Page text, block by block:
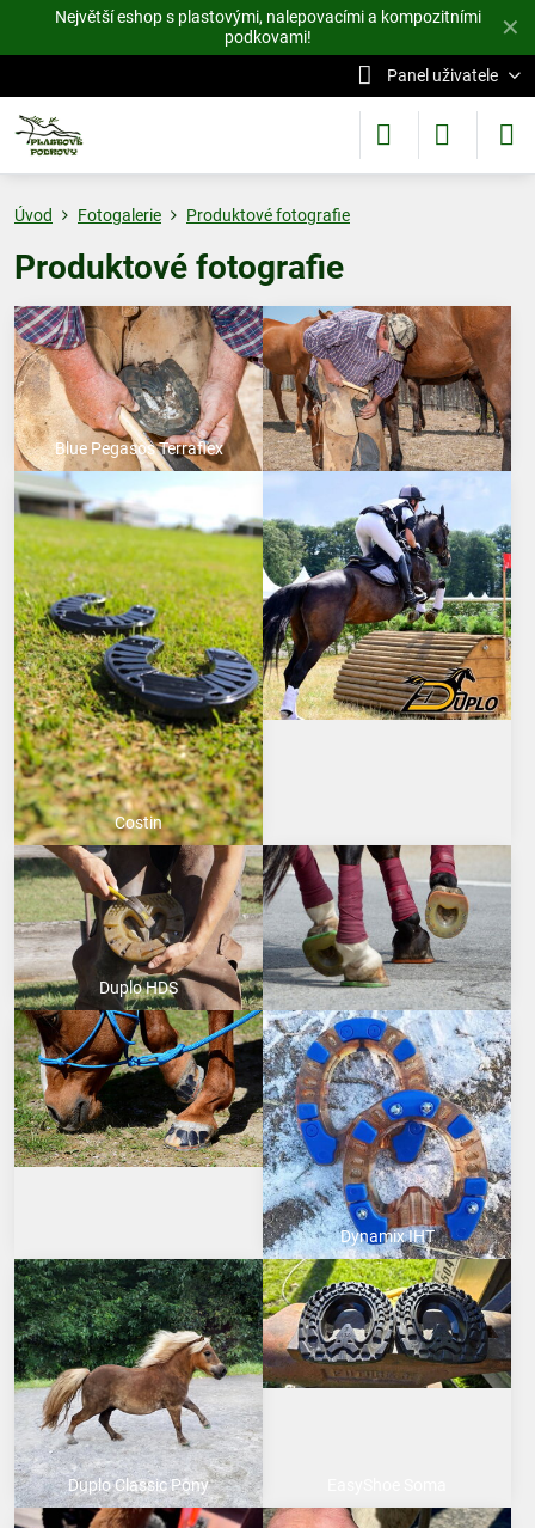
✕
Největší eshop s plastovými, nalepovacími a kompozitními
podkovami!
Panel uživatele
Úvod Fotogalerie Produktové fotografie
Produktové fotografie
Blue Pegasos Terraflex
Costin
Duplo HDS
Dynamix IHT
Duplo Classic Pony